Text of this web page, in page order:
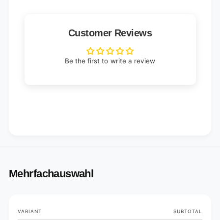
Customer Reviews
Be the first to write a review
Mehrfachauswahl
Your
VARIANT SUBTOTAL